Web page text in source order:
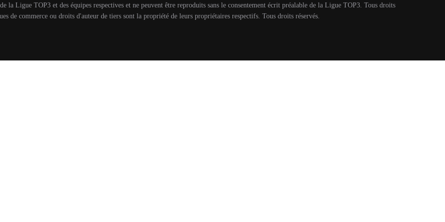
la Ligue TOP3 et des équipes respectives et ne peuvent être reproduits sans le consentement écrit préalable de la Ligue TOP3. Tous droits
de commerce ou droits d'auteur de tiers sont la propriété de leurs propriétaires respectifs. Tous droits réservés.